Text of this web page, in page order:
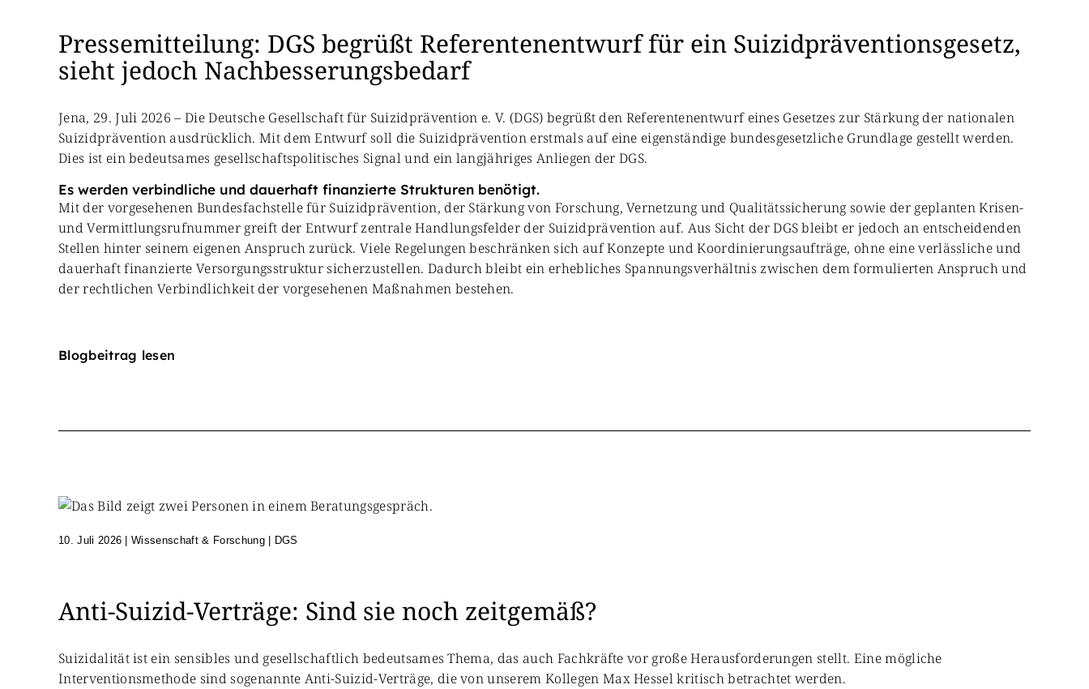
Pressemitteilung: DGS begrüßt Referentenentwurf für ein Suizidpräventionsgesetz,
sieht jedoch Nachbesserungsbedarf
Jena, 29. Juli 2026 – Die Deutsche Gesellschaft für Suizidprävention e. V. (DGS) begrüßt den Referentenentwurf eines Gesetzes zur Stärkung der nationalen
Suizidprävention ausdrücklich. Mit dem Entwurf soll die Suizidprävention erstmals auf eine eigenständige bundesgesetzliche Grundlage gestellt werden.
Dies ist ein bedeutsames gesellschaftspolitisches Signal und ein langjähriges Anliegen der DGS.
Es werden verbindliche und dauerhaft finanzierte Strukturen benötigt.
Mit der vorgesehenen Bundesfachstelle für Suizidprävention, der Stärkung von Forschung, Vernetzung und Qualitätssicherung sowie der geplanten Krisen-
und Vermittlungsrufnummer greift der Entwurf zentrale Handlungsfelder der Suizidprävention auf. Aus Sicht der DGS bleibt er jedoch an entscheidenden
Stellen hinter seinem eigenen Anspruch zurück. Viele Regelungen beschränken sich auf Konzepte und Koordinierungsaufträge, ohne eine verlässliche und
dauerhaft finanzierte Versorgungsstruktur sicherzustellen. Dadurch bleibt ein erhebliches Spannungsverhältnis zwischen dem formulierten Anspruch und
der rechtlichen Verbindlichkeit der vorgesehenen Maßnahmen bestehen.
Blogbeitrag lesen
10. Juli 2026 |Wissenschaft & Forschung | DGS
Anti-Suizid-Verträge: Sind sie noch zeitgemäß?
Suizidalität ist ein sensibles und gesellschaftlich bedeutsames Thema, das auch Fachkräfte vor große Herausforderungen stellt. Eine mögliche
Interventionsmethode sind sogenannte Anti-Suizid-Verträge, die von unserem Kollegen Max Hessel kritisch betrachtet werden.